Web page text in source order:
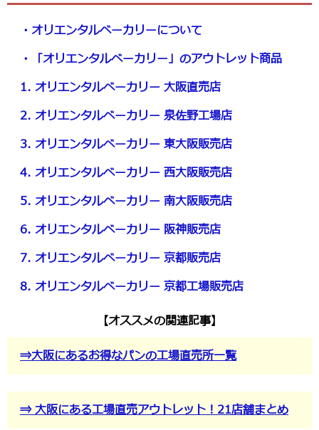
・オリエンタルベーカリーについて
・「オリエンタルベーカリー」のアウトレット商品
1. オリエンタルベーカリー 大阪直売店
2. オリエンタルベーカリー 泉佐野工場店
3. オリエンタルベーカリー 東大阪販売店
4. オリエンタルベーカリー 西大阪販売店
5. オリエンタルベーカリー 南大阪販売店
6. オリエンタルベーカリー 阪神販売店
7. オリエンタルベーカリー 京都販売店
8. オリエンタルベーカリー 京都工場販売店
【オススメの関連記事】
⇒大阪にあるお得なパンの工場直売所一覧
⇒ 大阪にある工場直売アウトレット！21店舗まとめ